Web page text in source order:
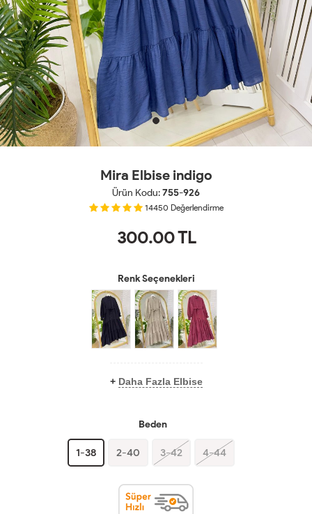
Mira Elbise indigo
Ürün Kodu:755-926
14450 Değerlendirme
300.00TL
Renk Seçenekleri
+ Daha Fazla Elbise
Beden
1-38 2-40 3-42 4-44